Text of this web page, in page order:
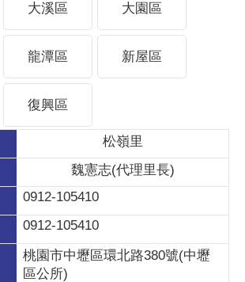
大溪區 大園區
龍潭區 新屋區
復興區
松嶺里
魏憲志(代理里長)
0912-105410
0912-105410
桃園市中壢區環北路380號(中壢
區公所)